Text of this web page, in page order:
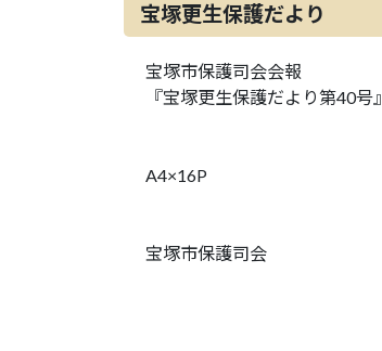
宝塚更生保護だより
宝塚市保護司会会報
『宝塚更生保護だより第40号』
A4×16P
宝塚市保護司会